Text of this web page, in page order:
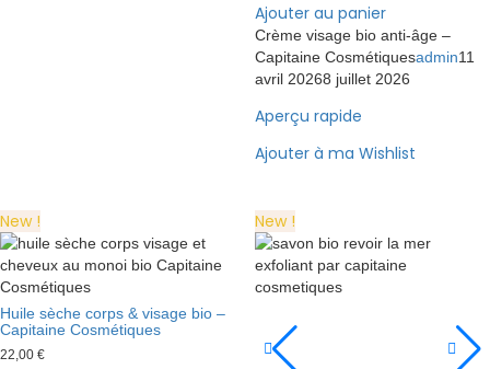
Ajouter au panier
Crème visage bio anti-âge –
Capitaine Cosmétiquesadmin11
avril 20268 juillet 2026
Aperçu rapide
Ajouter à ma Wishlist
New !
Huile sèche corps & visage bio –
Capitaine Cosmétiques
22,00 €
New !